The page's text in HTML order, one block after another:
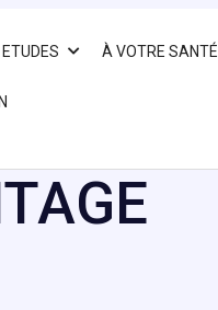
ETUDES À VOTRE SANTÉ